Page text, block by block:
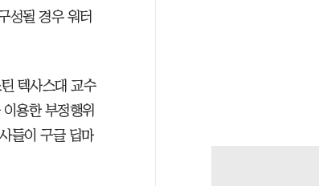
성될 경우 워터
텍사스대 교수
용한 부정행위
들이 구글 딥마